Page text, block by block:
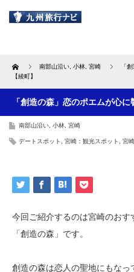
Home 南部山沿い 小林 宮崎
「
【綾町】
「創造の森」恋のポエムが心に
南部山沿い 小林 宮崎
デートスポット 宮崎：観光スポット 宮
今回ご紹介するのは宮崎のお
「創造の森」です。
創造の森は恋人の聖地にもな